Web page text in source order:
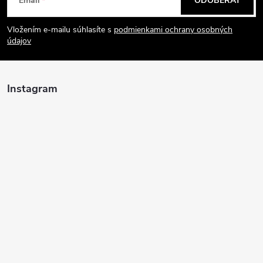
á
p
ä
Vložením e-mailu súhlasíte s podmienkami ochrany osobných
údajov
Instagram